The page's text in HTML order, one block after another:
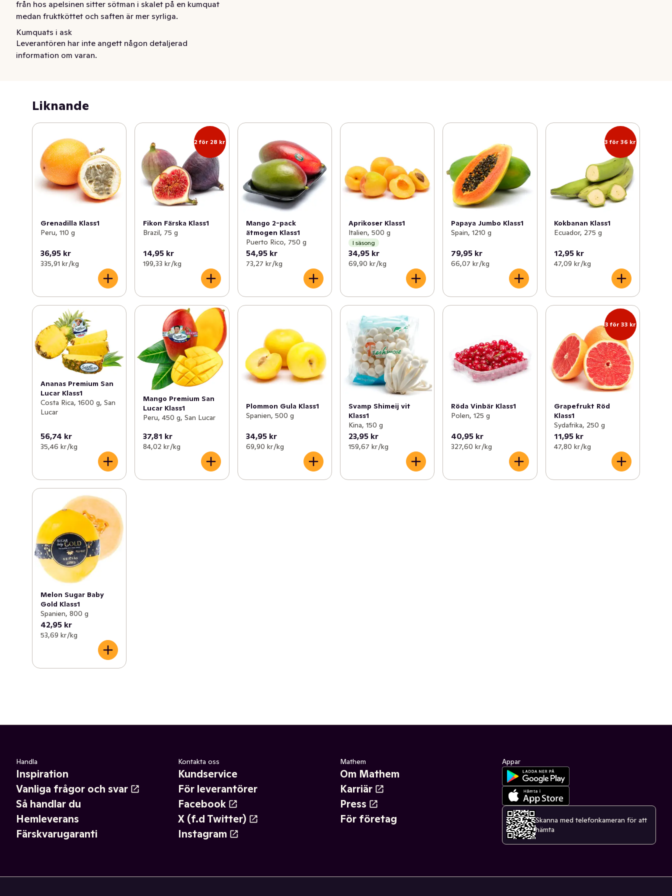
från hos apelsinen sitter sötman i skalet på en kumquat
medan fruktköttet och saften är mer syrliga.
Kumquats i ask
Leverantören har inte angett någon detaljerad
information om varan.
Liknande
Grenadilla Klass1
Peru, 110 g
36,95 kr
335,91 kr /kg
2 för 28 kr
Fikon Färska Klass1
Brazil, 75 g
14,95 kr
199,33 kr /kg
Mango 2-pack
ätmogen Klass1
Puerto Rico, 750 g
54,95 kr
73,27 kr /kg
Aprikoser Klass1
Italien, 500 g
I säsong
34,95 kr
69,90 kr /kg
Papaya Jumbo Klass1
Spain, 1210 g
79,95 kr
66,07 kr /kg
3 för 36 kr
Kokbanan Klass1
Ecuador, 275 g
12,95 kr
47,09 kr /kg
Ananas Premium San
Lucar Klass1
Costa Rica, 1600 g, San
Lucar
56,74 kr
35,46 kr /kg
Mango Premium San
Lucar Klass1
Peru, 450 g, San Lucar
37,81 kr
84,02 kr /kg
Plommon Gula Klass1
Spanien, 500 g
34,95 kr
69,90 kr /kg
Svamp Shimeij vit
Klass1
Kina, 150 g
23,95 kr
159,67 kr /kg
Röda Vinbär Klass1
Polen, 125 g
40,95 kr
327,60 kr /kg
3 för 33 kr
Grapefrukt Röd
Klass1
Sydafrika, 250 g
11,95 kr
47,80 kr /kg
Melon Sugar Baby
Gold Klass1
Spanien, 800 g
42,95 kr
53,69 kr /kg
Handla
Inspiration
Vanliga frågor och svar
Så handlar du
Hemleverans
Färskvarugaranti
Kontakta oss
Kundservice
För leverantörer
Facebook
X (f.d Twitter)
Instagram
Mathem
Om Mathem
Karriär
Press
För företag
Appar
Skanna med telefonkameran för att
hämta